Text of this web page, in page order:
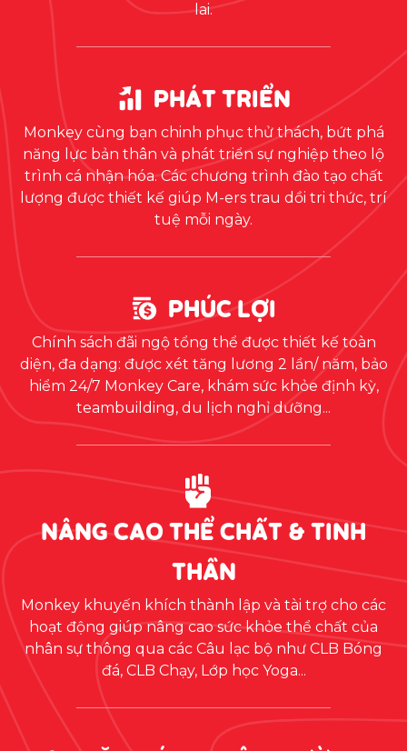
lai.
PHÁT TRIỂN
Monkey cùng bạn chinh phục thử thách, bứt phá
năng lực bản thân và phát triển sự nghiệp theo lộ
trình cá nhận hóa. Các chương trình đào tạo chất
lượng được thiết kế giúp M-ers trau dồi tri thức, trí
tuệ mỗi ngày.
PHÚC LỢI
Chính sách đãi ngộ tổng thể được thiết kế toàn
diện, đa dạng: được xét tăng lương 2 lần/ năm, bảo
hiểm 24/7 Monkey Care, khám sức khỏe định kỳ,
teambuilding, du lịch nghỉ dưỡng...
NÂNG CAO THỂ CHẤT & TINH
THẦN
Monkey khuyến khích thành lập và tài trợ cho các
hoạt động giúp nâng cao sức khỏe thể chất của
nhân sự thông qua các Câu lạc bộ như CLB Bóng
đá, CLB Chạy, Lớp học Yoga...